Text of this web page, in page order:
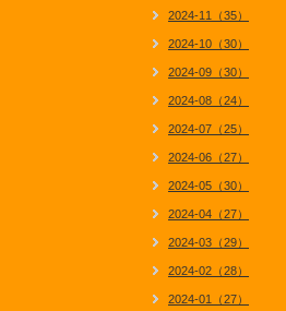
2024-11（35）
2024-10（30）
2024-09（30）
2024-08（24）
2024-07（25）
2024-06（27）
2024-05（30）
2024-04（27）
2024-03（29）
2024-02（28）
2024-01（27）